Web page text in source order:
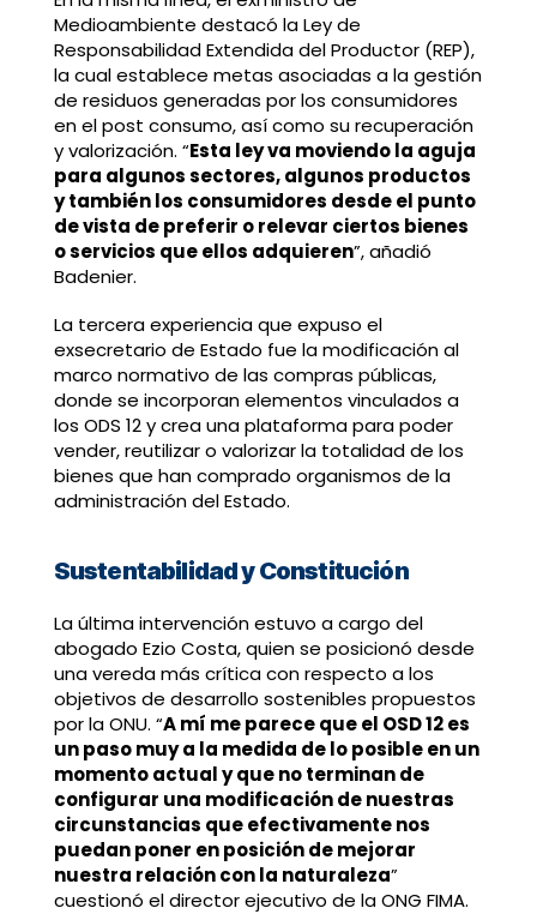
Medioambiente destacó la Ley de
Responsabilidad Extendida del Productor (REP),
la cual establece metas asociadas a la gestión
de residuos generadas por los consumidores
en el post consumo, así como su recuperación
y valorización. “Esta ley va moviendo la aguja
para algunos sectores, algunos productos
y también los consumidores desde el punto
de vista de preferir o relevar ciertos bienes
o servicios que ellos adquieren”, añadió
Badenier.
La tercera experiencia que expuso el
exsecretario de Estado fue la modificación al
marco normativo de las compras públicas,
donde se incorporan elementos vinculados a
los ODS 12 y crea una plataforma para poder
vender, reutilizar o valorizar la totalidad de los
bienes que han comprado organismos de la
administración del Estado.
Sustentabilidad y Constitución
La última intervención estuvo a cargo del
abogado Ezio Costa, quien se posicionó desde
una vereda más crítica con respecto a los
objetivos de desarrollo sostenibles propuestos
por la ONU. “A mí me parece que el OSD 12 es
un paso muy a la medida de lo posible en un
momento actual y que no terminan de
configurar una modificación de nuestras
circunstancias que efectivamente nos
puedan poner en posición de mejorar
nuestra relación con la naturaleza”
cuestionó el director ejecutivo de la ONG FIMA.